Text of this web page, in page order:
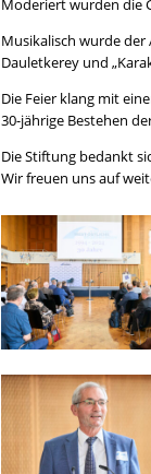
Moderiert wurden die
Musikalisch wurde der
Dauletkerey und
Die Feier klang mit
30-jährige Bestehen
Die Stiftung bedankt
Wir freuen uns auf